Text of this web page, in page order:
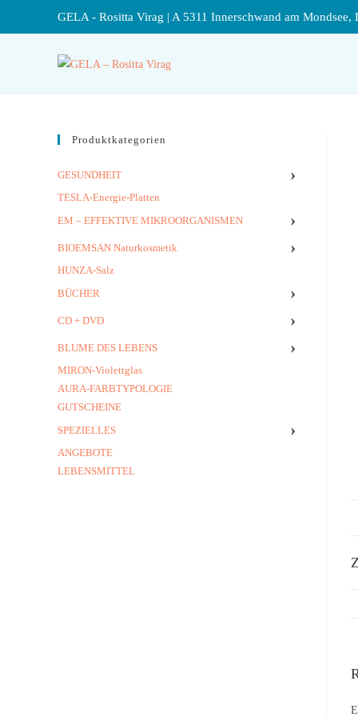
GELA - Rositta Virag | A 5311 Innerschwand am Mondsee,
Produktkategorien
GESUNDHEIT ›
TESLA-Energie-Platten
EM – EFFEKTIVE MIKROORGANISMEN
›
BIOEMSAN Naturkosmetik ›
HUNZA-Salz
BÜCHER
›
CD + DVD ›
BLUME DES LEBENS ›
MIRON-Violettglas
AURA-FARBTYPOLOGIE
GUTSCHEINE
SPEZIELLES
›
ANGEBOTE
LEBENSMITTEL